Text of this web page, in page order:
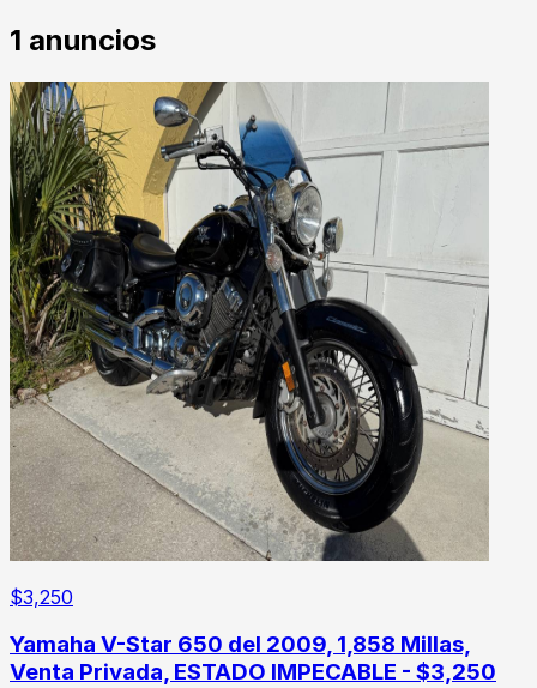
1 anuncios
$3,250
Yamaha V-Star 650 del 2009, 1,858 Millas,
Venta Privada, ESTADO IMPECABLE - $3,250